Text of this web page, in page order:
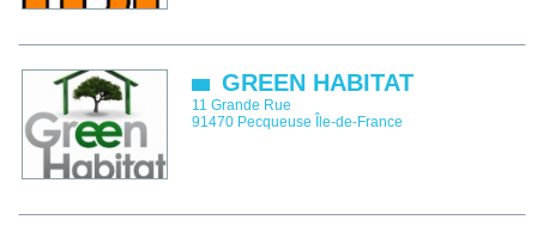
GREEN HABITAT
11 Grande Rue
91470 Pecqueuse Île-de-France